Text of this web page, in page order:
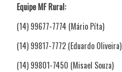
Equipe MF Rural:
(14) 99677-7774 (Mário Píta)
(14) 99817-7772 (Eduardo Oliveira)
(14) 99801-7450 (Misael Souza)